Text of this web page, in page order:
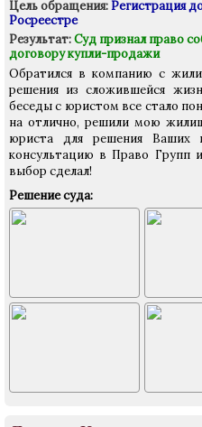
Цель обращения:Регистрация
Росреестре
Результат:Суд признал право
договору купли-продажи
Обратился в компанию с
решения из сложившейся
беседы с юристом все стало
на отлично, решили мою
юриста для решения Ваших
консультацию в Право Групп
выбор сделал!
Решение суда: